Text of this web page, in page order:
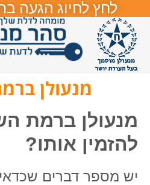
לחץ לחיוג הגעה בתוך 20
מנעולן
מנעולן ברמת
להזמין אותו?
יש מספר דברים